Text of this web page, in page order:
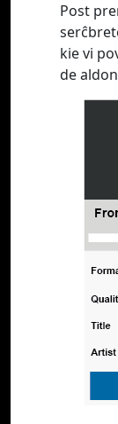
Post
kie vi
de